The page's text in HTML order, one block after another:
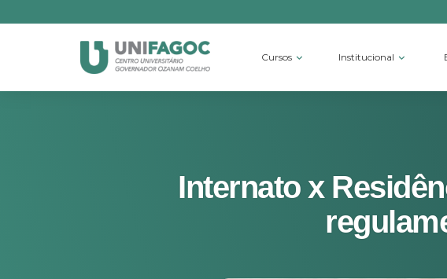
Cursos Institucional
Internato x